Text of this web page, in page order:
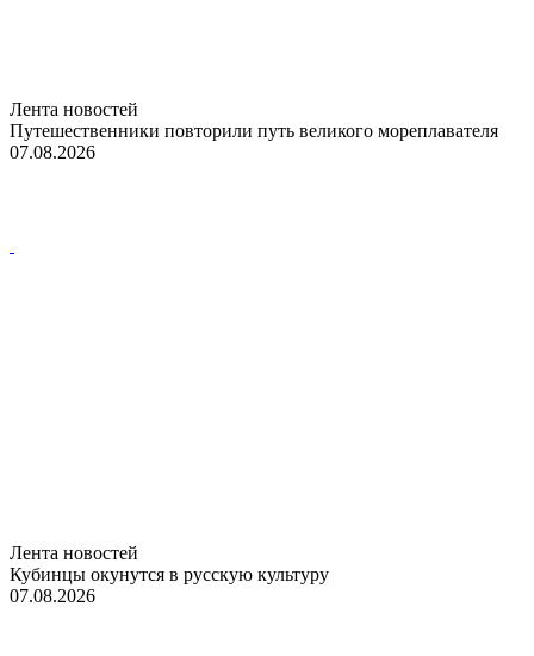
Лента новостей
Путешественники повторили путь великого мореплавателя
07.08.2026
Лента новостей
Кубинцы окунутся в русскую культуру
07.08.2026